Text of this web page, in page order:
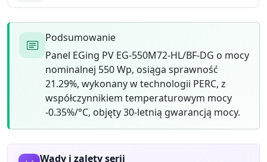
Podsumowanie
Panel EGing PV EG-550M72-HL/BF-DG o mocy
nominalnej 550 Wp, osiąga sprawność
21.29%, wykonany w technologii PERC, z
współczynnikiem temperaturowym mocy
-0.35%/°C, objęty 30-letnią gwarancją mocy.
Wady i zalety serii